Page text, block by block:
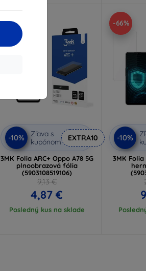
-47%
-10%
Zľava s
kupónom
EXTRA10
3MK Folia ARC+ Oppo A78 5G
plnoobrazová fólia
(5903108519106)
9,13 €
4,87 €
Posledný kus na sklade
-66%
-10%
3MK Folia